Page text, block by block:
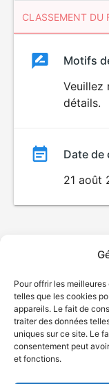
Pour offrir les
telles que les cookies
appareils. Le fait de
traiter des données
uniques sur ce site. Le
consentement peut
et fonctions.
CLASSEMENT DU
Classement
Motifs
Veuillez
détails.
Date de
21 août